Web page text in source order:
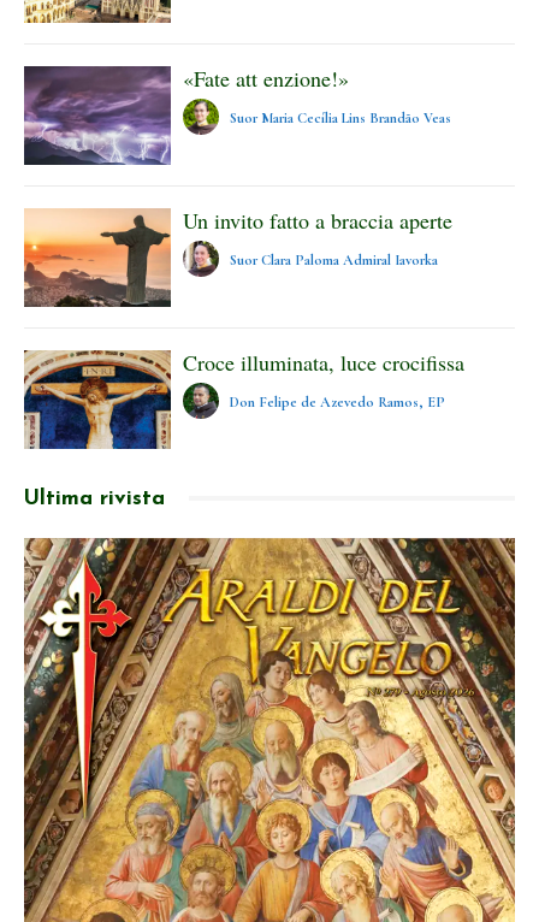
«Fate att enzione!»
Suor Maria Cecília Lins Brandão Veas
Un invito fatto a braccia aperte
Suor Clara Paloma Admiral Iavorka
Croce illuminata, luce crocifissa
Don Felipe de Azevedo Ramos, EP
Ultima rivista